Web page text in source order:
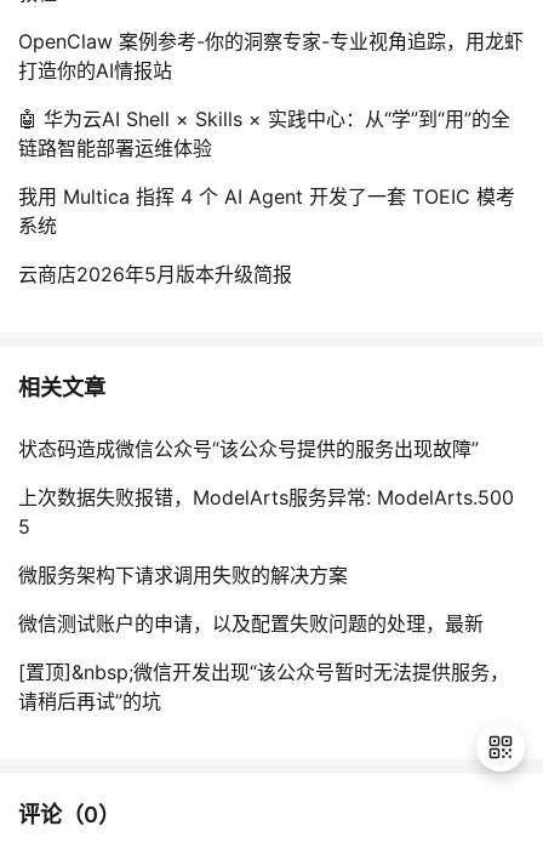
OpenClaw 案例参考-你的洞察专家-专业视角追踪，用龙虾
打造你的AI情报站
🤖 华为云AI Shell × Skills × 实践中心：从“学”到“用”的全
链路智能部署运维体验
我用 Multica 指挥 4 个 AI Agent 开发了一套 TOEIC 模考
系统
云商店2026年5月版本升级简报
相关文章
状态码造成微信公众号“该公众号提供的服务出现故障”
上次数据失败报错，ModelArts服务异常: ModelArts.500
5
微服务架构下请求调用失败的解决方案
微信测试账户的申请，以及配置失败问题的处理，最新
[置顶]&nbsp;微信开发出现“该公众号暂时无法提供服务，
请稍后再试”的坑
评论（0）